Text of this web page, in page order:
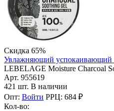
Скидка 65%
Увлажняющий успокаивающий
LEBELAGE Moisture Charcoal
Арт. 955619
421 шт. В наличии
Опт: Войти РРЦ: 684 ₽
Кол-во: